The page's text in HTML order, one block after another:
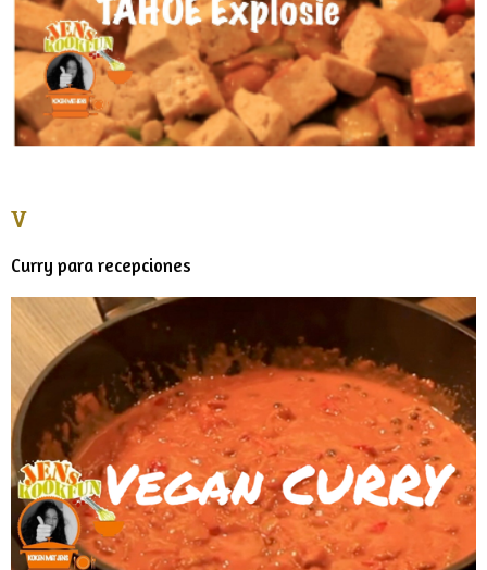
V
Curry para recepciones